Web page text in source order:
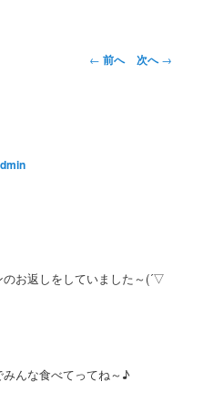
投
← 前へ 次へ→
お返しをしていました～(´▽
んな食べてってね～♪